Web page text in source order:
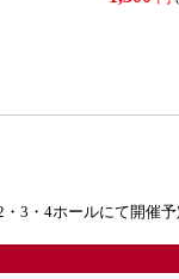
3・4ホールにて開催予